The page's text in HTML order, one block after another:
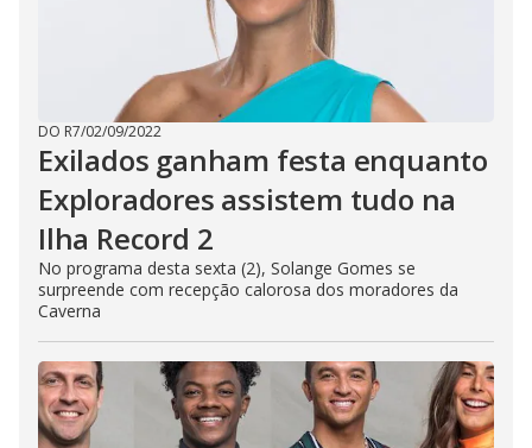
DO R7/02/09/2022
Exilados ganham festa enquanto
Exploradores assistem tudo na
Ilha Record 2
No programa desta sexta (2), Solange Gomes se
surpreende com recepção calorosa dos moradores da
Caverna